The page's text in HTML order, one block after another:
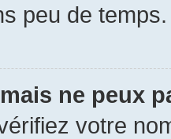
peu de temps.
ne peux
votre